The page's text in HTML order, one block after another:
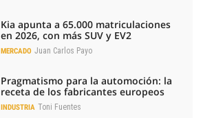
Kia apunta a 65.000 matriculaciones
en 2026, con más SUV y EV2
MERCADO Juan Carlos Payo
Pragmatismo para la automoción: la
receta de los fabricantes europeos
INDUSTRIA Toni Fuentes